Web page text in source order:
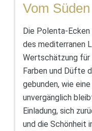
Vom
Die Polenta-
des mediterranen
Wertschätzung für
Farben und Düfte
gebunden, wie
unvergänglich
Einladung, sich
und die Schönheit